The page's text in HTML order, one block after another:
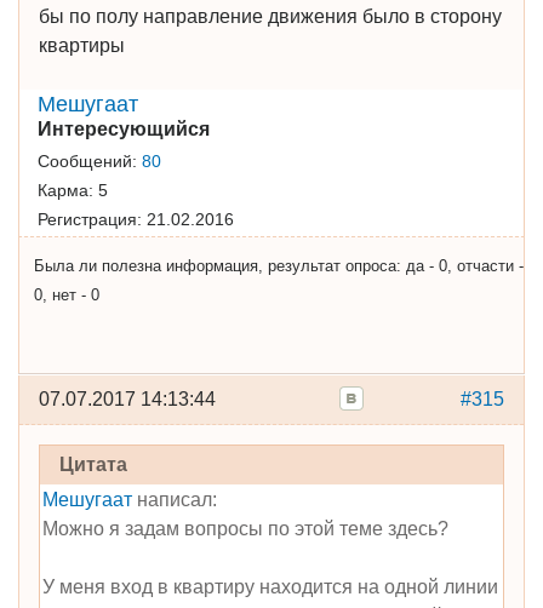
бы по полу направление движения было в сторону
квартиры
Мешугаат
Интересующийся
Сообщений: 80
Карма: 5
Регистрация: 21.02.2016
Была ли полезна информация, результат опроса: да - 0, отчасти -
0, нет - 0
#315
07.07.2017 14:13:44
Цитата
Мешугаатнаписал:
Можно я задам вопросы по этой теме здесь?
У меня вход в квартиру находится на одной линии